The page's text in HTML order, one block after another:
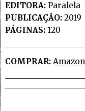
EDITORA: Paralela
PUBLICAÇÃO: 2019
PÁGINAS: 120
COMPRAR: Amazon